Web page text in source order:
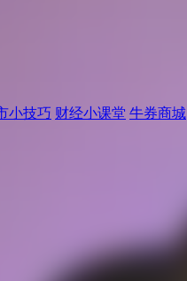
小技巧 财经小课堂 牛券商城